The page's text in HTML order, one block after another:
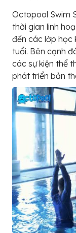
Octopool Swim
thời gian linh
đến các lớp học
tuổi. Bên cạnh
các sự kiện thể
phát triển bản